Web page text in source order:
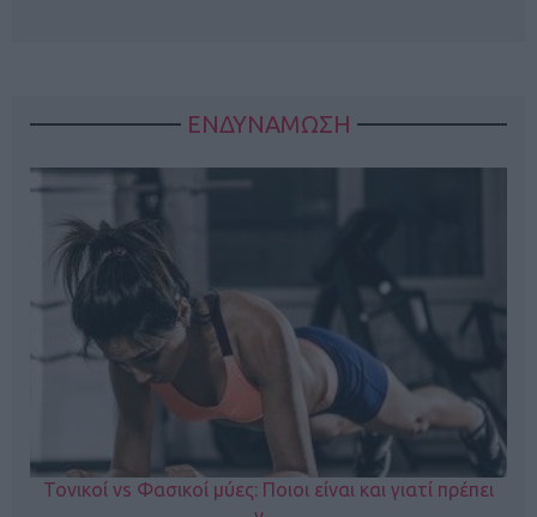
ΕΝΔΥΝΑΜΩΣΗ
Τονικοί vs Φασικοί μύες: Ποιοι είναι και γιατί πρέπει